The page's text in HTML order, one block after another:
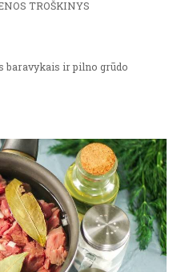
TROŠKINYS
baravykais ir pilno grūdo